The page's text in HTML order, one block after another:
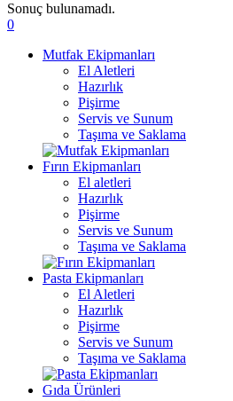
Sonuç bulunamadı.
0
Mutfak Ekipmanları
El Aletleri
Hazırlık
Pişirme
Servis ve Sunum
Taşıma ve Saklama
Fırın Ekipmanları
El aletleri
Hazırlık
Pişirme
Servis ve Sunum
Taşıma ve Saklama
Pasta Ekipmanları
El Aletleri
Hazırlık
Pişirme
Servis ve Sunum
Taşıma ve Saklama
Gıda Ürünleri